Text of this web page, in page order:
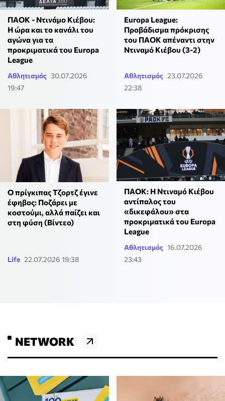
ΠΑΟΚ - Ντινάμο Κιέβου:
Η ώρα και το κανάλι του
αγώνα για τα
προκριματικά του Europa
League
Αθλητισμός 30.07.2026
19:47
Europa League:
Προβάδισμα πρόκρισης
του ΠΑΟΚ απέναντι στην
Ντιναμό Κιέβου (3-2)
Αθλητισμός 23.07.2026
22:38
Ο πρίγκιπας Τζορτζ έγινε
έφηβος: Ποζάρει με
κοστούμι, αλλά παίζει και
στη φύση (Βίντεο)
Life 22.07.2026 19:38
ΠΑΟΚ: Η Ντιναμό Κιέβου
αντίπαλος του
«δικεφάλου» στα
προκριματικά του Europa
League
Αθλητισμός 16.07.2026
23:43
NETWORK